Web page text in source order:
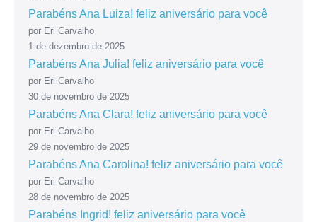
Parabéns Ana Luiza! feliz aniversário para você
por Eri Carvalho
1 de dezembro de 2025
Parabéns Ana Julia! feliz aniversário para você
por Eri Carvalho
30 de novembro de 2025
Parabéns Ana Clara! feliz aniversário para você
por Eri Carvalho
29 de novembro de 2025
Parabéns Ana Carolina! feliz aniversário para você
por Eri Carvalho
28 de novembro de 2025
Parabéns Ingrid! feliz aniversário para você